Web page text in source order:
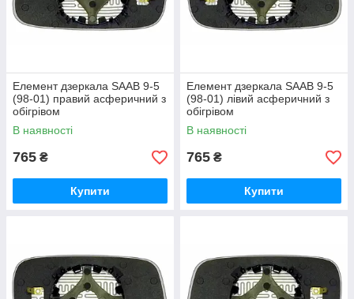
Елемент дзеркала SAAB 9-5
(98-01) правий асферичний з
обігрівом
В наявності
765 ₴
Купити
Елемент дзеркала SAAB 9-5
(98-01) лівий асферичний з
обігрівом
В наявності
765 ₴
Купити